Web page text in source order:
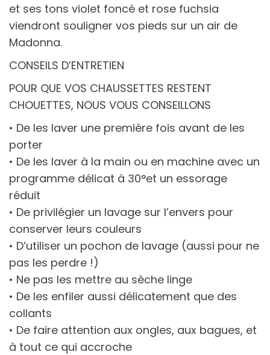
et ses tons violet foncé et rose fuchsia
viendront souligner vos pieds sur un air de
Madonna.
CONSEILS D’ENTRETIEN
POUR QUE VOS CHAUSSETTES RESTENT
CHOUETTES, NOUS VOUS CONSEILLONS
• De les laver une première fois avant de les
porter
• De les laver à la main ou en machine avec un
programme délicat à 30°et un essorage
réduit
• De privilégier un lavage sur l’envers pour
conserver leurs couleurs
• D’utiliser un pochon de lavage (aussi pour ne
pas les perdre !)
• Ne pas les mettre au sèche linge
• De les enfiler aussi délicatement que des
collants
• De faire attention aux ongles, aux bagues, et
à tout ce qui accroche